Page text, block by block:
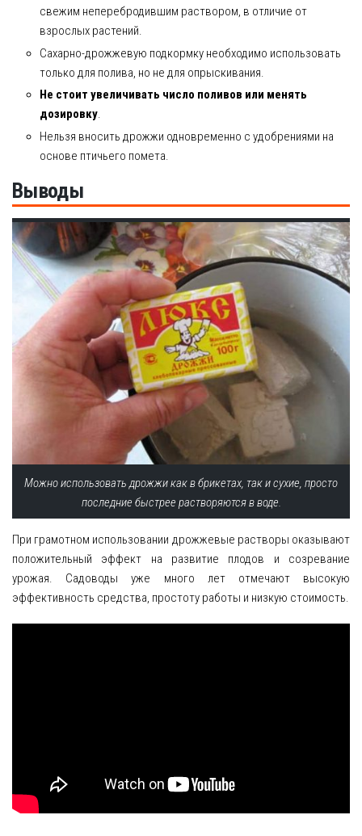
свежим неперебродившим раствором, в отличие от
взрослых растений.
Сахарно-дрожжевую подкормку необходимо использовать
только для полива, но не для опрыскивания.
Не стоит увеличивать число поливов или менять
дозировку.
Нельзя вносить дрожжи одновременно с удобрениями на
основе птичьего помета.
Выводы
Можно использовать дрожжи как в брикетах, так и сухие, просто
последние быстрее растворяются в воде.
При грамотном использовании дрожжевые растворы оказывают
положительный эффект на развитие плодов и созревание
урожая. Садоводы уже много лет отмечают высокую
эффективность средства, простоту работы и низкую стоимость.